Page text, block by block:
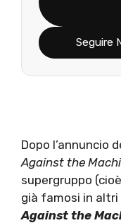
Seguire
Dopo l’annuncio
Against the
supergruppo
già famosi in altri
Against the